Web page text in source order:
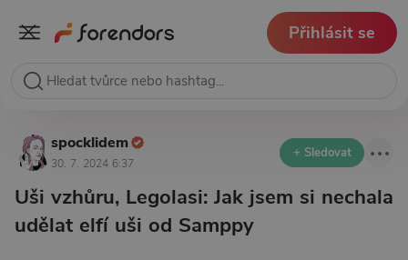
Přihlásit se
spocklidem
30. 7. 2024 6:37
+ Sledovat
Uši vzhůru, Legolasi: Jak jsem si nechala
udělat elfí uši od Samppy